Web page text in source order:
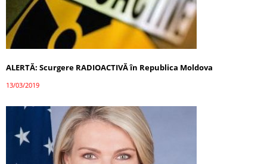
ALERTĂ: Scurgere RADIOACTIVĂ în Republica Moldova
13/03/2019